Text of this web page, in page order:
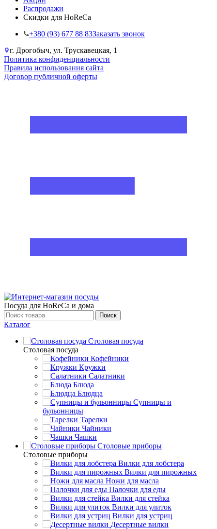
Распродажи
Скидки для HoReCa
+38‎0 (93) 677 88 83Заказать звонок
г. Дрогобыч, ул. Трускавецкая, 1
Политика конфиденциальности
Правила использования сайта
Договор публичной оферты
Посуда для HoReCa и дома
Поиск
Каталог
Столовая посуда
Столовая посуда
Кофейники
Кружки
Салатники
Блюда
Блюдца
Супницы и
бульонницы
Тарелки
Чайники
Чашки
Cтоловые приборы
Cтоловые приборы
Вилки для лобстера
Вилки для пирожных
Ножи для масла
Палочки для еды
Вилки для стейка
Вилки для улиток
Вилки для устриц
Десертные вилки